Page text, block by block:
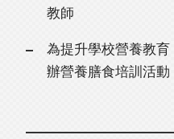
教師
為提升學校營養教
辦營養膳食培訓活動